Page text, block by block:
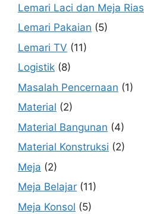
Lemari Laci dan Meja Rias
Lemari Pakaian (5)
Lemari TV (11)
Logistik (8)
Masalah Pencernaan (1)
Material (2)
Material Bangunan (4)
Material Konstruksi (2)
Meja (2)
Meja Belajar (11)
Meja Konsol (5)